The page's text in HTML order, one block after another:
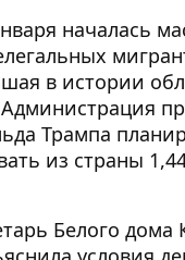
началась
в истории
Трампа
из страны
Белого дома